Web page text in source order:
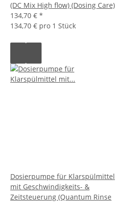
(DC Mix High flow) (Dosing Care)
134,70 € *
134,70 € pro 1 Stück
Dosierpumpe für Klarspülmittel
mit Geschwindigkeits- &
Zeitsteuerung (Quantum Rinse